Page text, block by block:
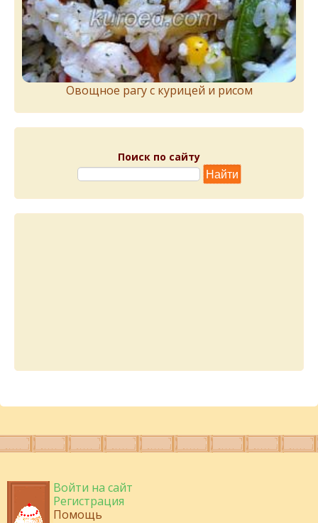
Овощное рагу с курицей и рисом
Поиск по сайту
Войти на сайт
Регистрация
Помощь